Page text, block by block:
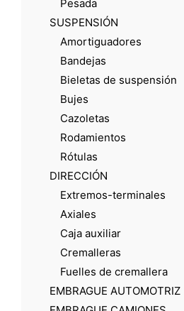
Pesada
SUSPENSIÓN
Amortiguadores
Bandejas
Bieletas de suspensión
Bujes
Cazoletas
Rodamientos
Rótulas
DIRECCIÓN
Extremos-terminales
Axiales
Caja auxiliar
Cremalleras
Fuelles de cremallera
EMBRAGUE AUTOMOTRIZ